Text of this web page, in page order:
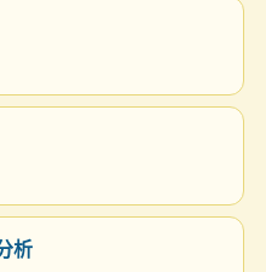
析